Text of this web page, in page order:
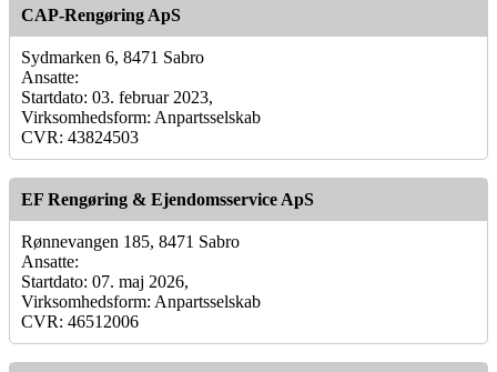
CAP-Rengøring ApS
Sydmarken 6, 8471 Sabro
Ansatte:
Startdato: 03. februar 2023,
Virksomhedsform: Anpartsselskab
CVR: 43824503
EF Rengøring & Ejendomsservice ApS
Rønnevangen 185, 8471 Sabro
Ansatte:
Startdato: 07. maj 2026,
Virksomhedsform: Anpartsselskab
CVR: 46512006